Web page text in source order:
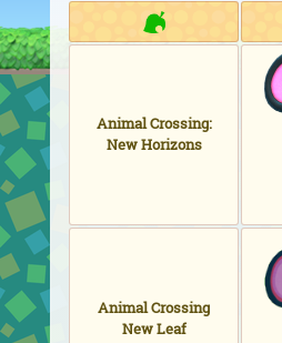
Animal Crossing:
New Horizons
Animal Crossing
New Leaf